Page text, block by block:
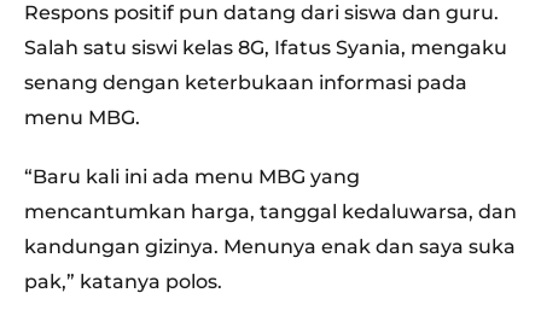
Respons positif pun datang dari siswa dan guru.
Salah satu siswi kelas 8G, Ifatus Syania, mengaku
senang dengan keterbukaan informasi pada
menu MBG.
“Baru kali ini ada menu MBG yang
mencantumkan harga, tanggal kedaluwarsa, dan
kandungan gizinya. Menunya enak dan saya suka
pak,” katanya polos.